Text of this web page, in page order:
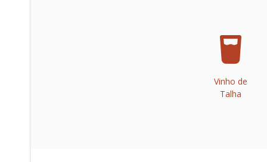
Vinho de
Talha